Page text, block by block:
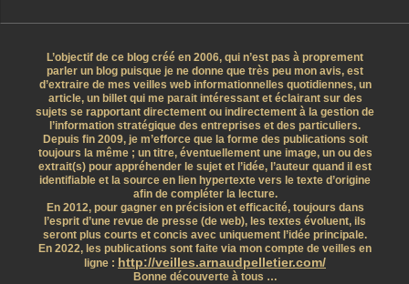
L’objectif de ce blog créé en 2006, qui n’est pas à proprement
parler un blog puisque je ne donne que très peu mon avis, est
d’extraire de mes veilles web informationnelles quotidiennes, un
article, un billet qui me parait intéressant et éclairant sur des
sujets se rapportant directement ou indirectement à la gestion de
l’information stratégique des entreprises et des particuliers.
Depuis fin 2009, je m’efforce que la forme des publications soit
toujours la même ; un titre, éventuellement une image, un ou des
extrait(s) pour appréhender le sujet et l’idée, l’auteur quand il est
identifiable et la source en lien hypertexte vers le texte d’origine
afin de compléter la lecture.
En 2012, pour gagner en précision et efficacité, toujours dans
l’esprit d’une revue de presse (de web), les textes évoluent, ils
seront plus courts et concis avec uniquement l’idée principale.
En 2022, les publications sont faite via mon compte de veilles en
ligne : http://veilles.arnaudpelletier.com/
Bonne découverte à tous …